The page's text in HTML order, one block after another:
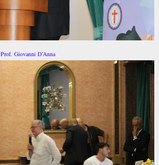
Prof. Giovanni D’Anna